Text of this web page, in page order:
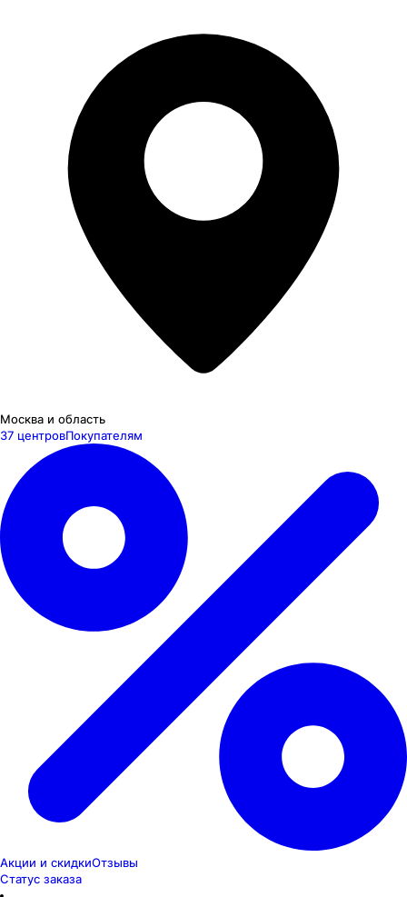
Москва и область
37 центровПокупателям
Акции и скидкиОтзывы
Статус заказа